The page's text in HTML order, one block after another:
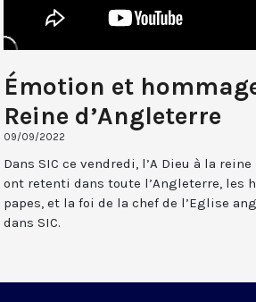
Émotion et
Reine d’Angleterre
09/09/2022
Dans SIC ce vendredi, l’A Dieu à la
ont retenti dans toute l’Angleterre, les
papes, et la foi de la chef de l’Eglise
dans SIC.